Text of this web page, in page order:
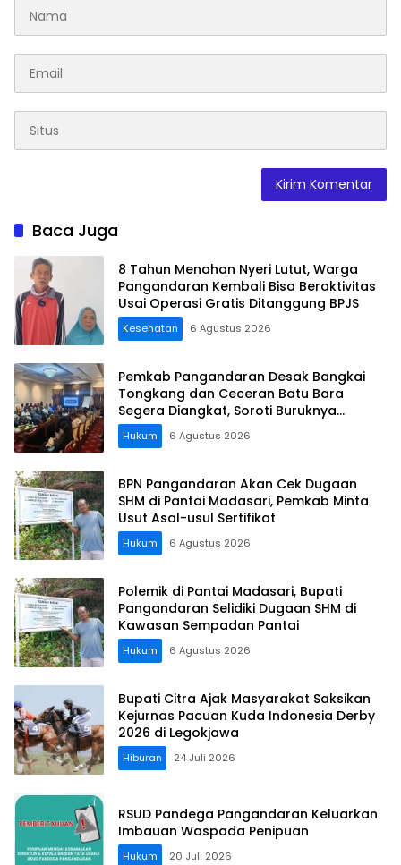
Baca Juga
8 Tahun Menahan Nyeri Lutut, Warga
Pangandaran Kembali Bisa Beraktivitas
Usai Operasi Gratis Ditanggung BPJS
Kesehatan 6 Agustus 2026
Pemkab Pangandaran Desak Bangkai
Tongkang dan Ceceran Batu Bara
Segera Diangkat, Soroti Buruknya
Koordinasi Perusahaan
Hukum 6 Agustus 2026
BPN Pangandaran Akan Cek Dugaan
SHM di Pantai Madasari, Pemkab Minta
Usut Asal-usul Sertifikat
Hukum 6 Agustus 2026
Polemik di Pantai Madasari, Bupati
Pangandaran Selidiki Dugaan SHM di
Kawasan Sempadan Pantai
Hukum 6 Agustus 2026
Bupati Citra Ajak Masyarakat Saksikan
Kejurnas Pacuan Kuda Indonesia Derby
2026 di Legokjawa
Hiburan 24 Juli 2026
RSUD Pandega Pangandaran Keluarkan
Imbauan Waspada Penipuan
Hukum 20 Juli 2026